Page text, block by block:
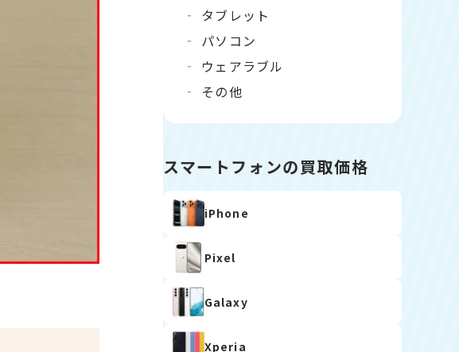
タブレット
パソコン
ウェアラブル
その他
スマートフォンの買取価格
iPhone
Pixel
Galaxy
Xperia